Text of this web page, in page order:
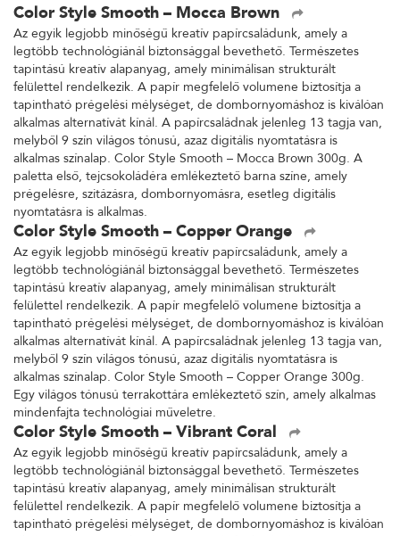
Color Style Smooth – Mocca Brown
Az egyik legjobb minőségű kreatív papírcsaládunk, amely a
legtöbb technológiánál biztonsággal bevethető. Természetes
tapintású kreatív alapanyag, amely minimálisan strukturált
felülettel rendelkezik. A papír megfelelő volumene biztosítja a
tapintható prégelési mélységet, de dombornyomáshoz is kiválóan
alkalmas alternatívát kínál. A papírcsaládnak jelenleg 13 tagja van,
melyből 9 szín világos tónusú, azaz digitális nyomtatásra is
alkalmas színalap. Color Style Smooth – Mocca Brown 300g. A
paletta első, tejcsokoládéra emlékeztető barna színe, amely
prégelésre, szitázásra, dombornyomásra, esetleg digitális
nyomtatásra is alkalmas.
Color Style Smooth – Copper Orange
Az egyik legjobb minőségű kreatív papírcsaládunk, amely a
legtöbb technológiánál biztonsággal bevethető. Természetes
tapintású kreatív alapanyag, amely minimálisan strukturált
felülettel rendelkezik. A papír megfelelő volumene biztosítja a
tapintható prégelési mélységet, de dombornyomáshoz is kiválóan
alkalmas alternatívát kínál. A papírcsaládnak jelenleg 13 tagja van,
melyből 9 szín világos tónusú, azaz digitális nyomtatásra is
alkalmas színalap. Color Style Smooth – Copper Orange 300g.
Egy világos tónusú terrakottára emlékeztető szín, amely alkalmas
mindenfajta technológiai műveletre.
Color Style Smooth – Vibrant Coral
Az egyik legjobb minőségű kreatív papírcsaládunk, amely a
legtöbb technológiánál biztonsággal bevethető. Természetes
tapintású kreatív alapanyag, amely minimálisan strukturált
felülettel rendelkezik. A papír megfelelő volumene biztosítja a
tapintható prégelési mélységet, de dombornyomáshoz is kiválóan